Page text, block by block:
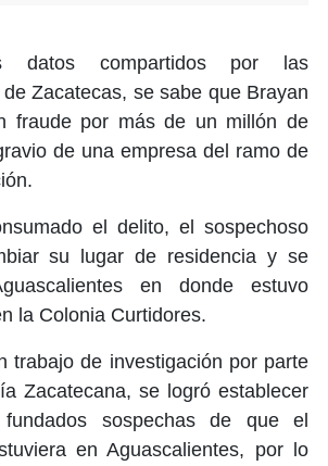
datos compartidos por las
Zacatecas, se sabe que Brayan
fraude por más de un millón de
de una empresa del ramo de
el delito, el sospechoso
su lugar de residencia y se
en donde estuvo
la Colonia Curtidores.
trabajo de investigación por parte
Zacatecana, se logró establecer
sospechas de que el
en Aguascalientes, por lo